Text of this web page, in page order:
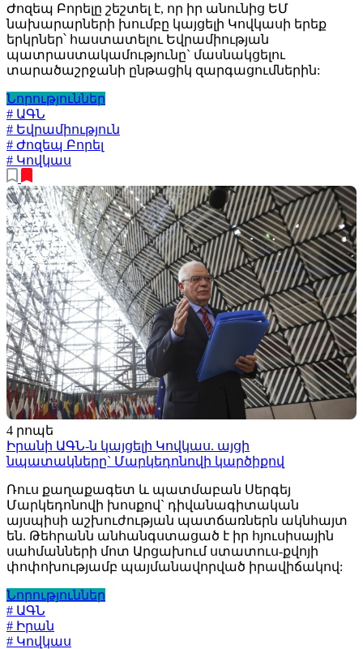
Ժոզեպ Բորելը շեշտել է, որ իր անունից ԵՄ
նախարարների խումբը կայցելի Կովկասի երեք
երկրներ՝ հաստատելու Եվրամիության
պատրաստակամությունը` մասնակցելու
տարածաշրջանի ընթացիկ զարգացումներին:
Նորություններ
# ԱԳՆ
# Եվրամիություն
# Ժոզեպ Բորել
# Կովկաս
4 րոպե
Իրանի ԱԳՆ-ն կայցելի Կովկաս. այցի
նպատակները` Մարկեդոնովի կարծիքով
Ռուս քաղաքագետ և պատմաբան Սերգեյ
Մարկեդոնովի խոսքով` դիվանագիտական
այսպիսի աշխուժության պատճառներն ակնհայտ
են. Թեհրանն անհանգստացած է իր հյուսիսային
սահմանների մոտ Արցախում ստատուս-քվոյի
փոփոխությամբ պայմանավորված իրավիճակով:
Նորություններ
# ԱԳՆ
# Իրան
# Կովկաս